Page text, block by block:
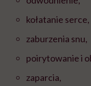
kołatanie serce,
zaburzenia snu,
poirytowanie i
zaparcia,